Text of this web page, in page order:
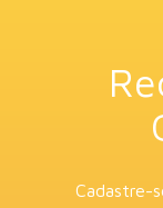
Cadastre-